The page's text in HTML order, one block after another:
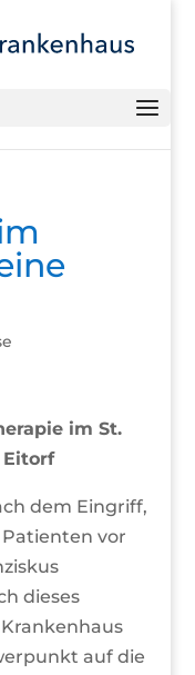
im St.
Eitorf
dem Eingriff,
vor
dieses
auf die